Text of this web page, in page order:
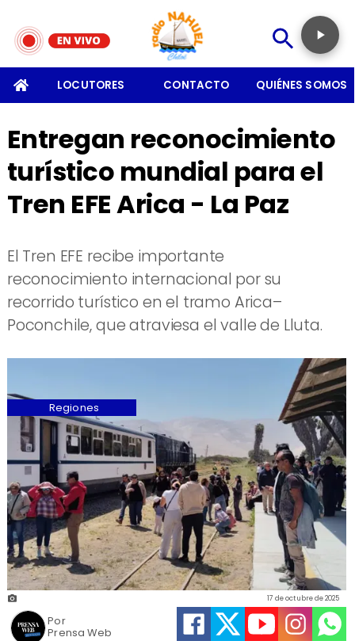
LOCUTORES CONTACTO QUIÉNES SOMOS
Entregan reconocimiento
turístico mundial para el
Tren EFE Arica - La Paz
El Tren EFE recibe importante
reconocimiento internacional por su
recorrido turístico en el tramo Arica–
Poconchile, que atraviesa el valle de Lluta.
Prensa Web
17 de octubre de 2025
Regiones
Por